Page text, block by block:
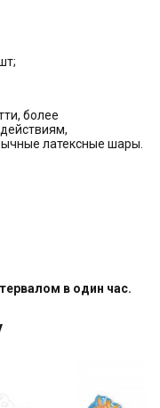
более
латексные шары.
в один час.